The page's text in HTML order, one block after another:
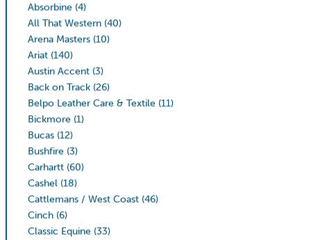
Absorbine (4)
All That Western (40)
Arena Masters (10)
Ariat (140)
Austin Accent (3)
Back on Track (26)
Belpo Leather Care & Textile (11)
Bickmore (1)
Bucas (12)
Bushfire (3)
Carhartt (60)
Cashel (18)
Cattlemans / West Coast (46)
Cinch (6)
Classic Equine (33)